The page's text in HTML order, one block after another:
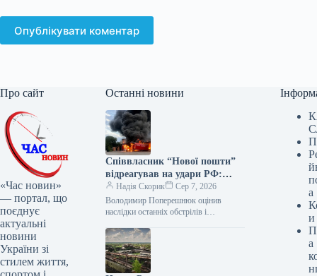
Опублікувати коментар
Про сайт
«Час новин»
— портал, що
поєднує
актуальні
новини
України зі
стилем життя,
Останні новини
Співвласник “Нової пошти”
відреагував на удари РФ:
вимагає посилення ППО
Надія Скорик
Сер 7, 2026
Володимир Поперешнюк оцінив
наслідки останніх обстрілів і
Співзасновник компанії «Нова пошта»
Володимир Поперешнюк після
чергової масованої…
а
и
а